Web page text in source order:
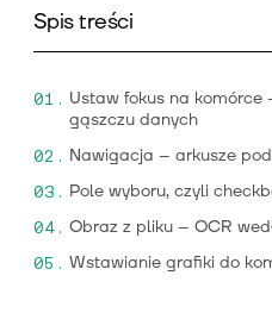
Spis treści
Ustaw fokus na komórce
gąszczu danych
Nawigacja – arkusze
Pole wyboru, czyli
Obraz z pliku – OCR
Wstawianie grafiki do